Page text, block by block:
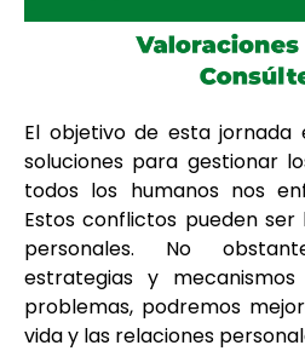
El objetivo de esta
soluciones para gestionar
todos los humanos nos
Estos conflictos pueden
personales. No
estrategias y
problemas, podremos
vida y las relaciones